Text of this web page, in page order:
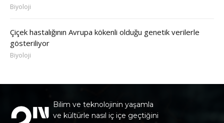
Biyoloji
Çiçek hastalığının Avrupa kökenli olduğu genetik verilerle
gösteriliyor
Biyoloji
Bilim ve teknolojinin yaşamla
ve kültürle nasıl iç içe geçtiğini